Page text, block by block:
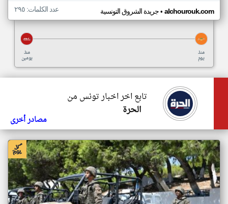
جريدة الشروق التونسية• alchourouk.com عدد الكلمات: ٢٩٥
منذ
يومين
منذ
يوم
تابع اخر اخبار تونس من
الحرة
مصادر أخرى